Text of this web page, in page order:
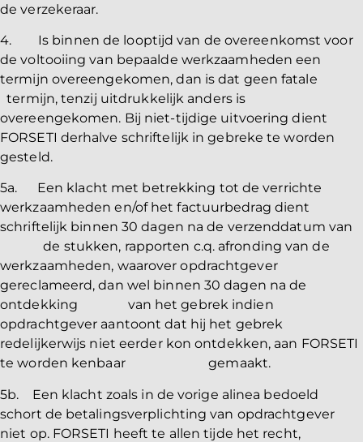
de verzekeraar.
4. Is binnen de looptijd van de overeenkomst voor
de voltooiing van bepaalde werkzaamheden een
termijn overeengekomen, dan is dat geen fatale
termijn, tenzij uitdrukkelijk anders is
overeengekomen. Bij niet-tijdige uitvoering dient
FORSETI derhalve schriftelijk in gebreke te worden
gesteld.
5a. Een klacht met betrekking tot de verrichte
werkzaamheden en/of het factuurbedrag dient
schriftelijk binnen 30 dagen na de verzenddatum van
de stukken, rapporten c.q. afronding van de
werkzaamheden, waarover opdrachtgever
gereclameerd, dan wel binnen 30 dagen na de
ontdekking van het gebrek indien
opdrachtgever aantoont dat hij het gebrek
redelijkerwijs niet eerder kon ontdekken, aan FORSETI
te worden kenbaar gemaakt.
5b. Een klacht zoals in de vorige alinea bedoeld
schort de betalingsverplichting van opdrachtgever
niet op. FORSETI heeft te allen tijde het recht,